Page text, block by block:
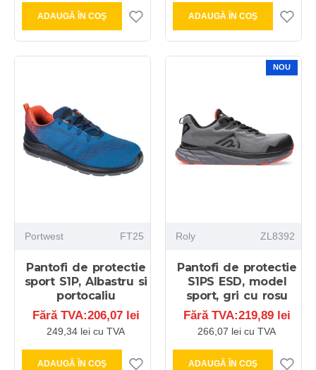
ADAUGĂ ÎN COŞ ADAUGĂ ÎN COŞ
Portwest FT25
Pantofi de protectie
sport S1P, Albastru si
portocaliu
Fără TVA:206,07 lei
249,34 lei cu TVA
ADAUGĂ ÎN COŞ
NOU
Roly ZL8392
Pantofi de protectie
S1PS ESD, model
sport, gri cu rosu
Fără TVA:219,89 lei
266,07 lei cu TVA
ADAUGĂ ÎN COŞ